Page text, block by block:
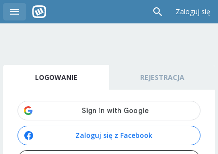
Zaloguj się
LOGOWANIE REJESTRACJA
Zaloguj się z Facebook